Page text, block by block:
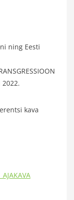
ning Eesti
kava